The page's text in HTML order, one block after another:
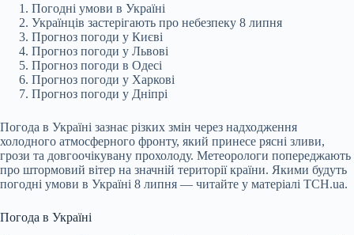
Погодні умови в Україні
Українців застерігають про небезпеку 8 липня
Прогноз погоди у Києві
Прогноз погоди у Львові
Прогноз погоди в Одесі
Прогноз погоди у Харкові
Прогноз погоди у Дніпрі
Погода в Україні зазнає різких змін через надходження
холодного атмосферного фронту, який принесе рясні зливи,
грози та довгоочікувану прохолоду. Метеорологи попереджають
про штормовий вітер на значній території країни. Якими будуть
погодні умови в Україні 8 липня — читайте у матеріалі ТСН.ua.
Погода в Україні